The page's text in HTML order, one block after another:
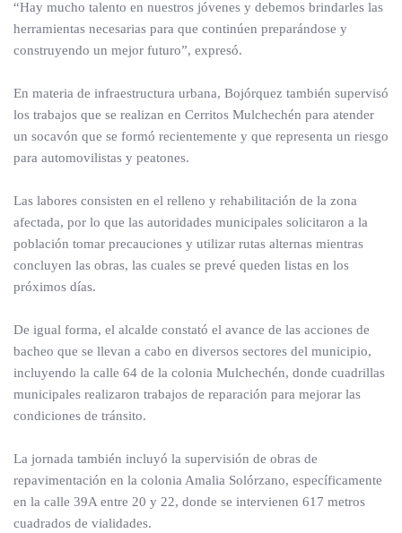
“Hay mucho talento en nuestros jóvenes y debemos brindarles las
herramientas necesarias para que continúen preparándose y
construyendo un mejor futuro”, expresó.
En materia de infraestructura urbana, Bojórquez también supervisó
los trabajos que se realizan en Cerritos Mulchechén para atender
un socavón que se formó recientemente y que representa un riesgo
para automovilistas y peatones.
Las labores consisten en el relleno y rehabilitación de la zona
afectada, por lo que las autoridades municipales solicitaron a la
población tomar precauciones y utilizar rutas alternas mientras
concluyen las obras, las cuales se prevé queden listas en los
próximos días.
De igual forma, el alcalde constató el avance de las acciones de
bacheo que se llevan a cabo en diversos sectores del municipio,
incluyendo la calle 64 de la colonia Mulchechén, donde cuadrillas
municipales realizaron trabajos de reparación para mejorar las
condiciones de tránsito.
La jornada también incluyó la supervisión de obras de
repavimentación en la colonia Amalia Solórzano, específicamente
en la calle 39A entre 20 y 22, donde se intervienen 617 metros
cuadrados de vialidades.